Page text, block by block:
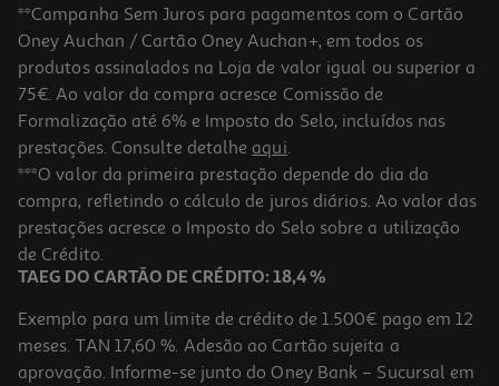
Protetor Ecran Vt Cellularline Samsung A16/17/26 G Cab
19.99 €/un
19,99 €
**Campanha Sem Juros para pagamentos com o Cartão
Oney Auchan / Cartão Oney Auchan+, em todos os
produtos assinalados na Loja de valor igual ou superior a
75€. Ao valor da compra acresce Comissão de
Formalização até 6% e Imposto do Selo, incluídos nas
prestações. Consulte detalhe aqui.
***O valor da primeira prestação depende do dia da
compra, refletindo o cálculo de juros diários. Ao valor das
prestações acresce o Imposto do Selo sobre a utilização
de Crédito.
TAEG DO CARTÃO DE CRÉDITO: 18,4 %
Exemplo para um limite de crédito de 1.500€ pago em 12
meses. TAN 17,60 %. Adesão ao Cartão sujeita a
aprovação. Informe-se junto do Oney Bank – Sucursal em